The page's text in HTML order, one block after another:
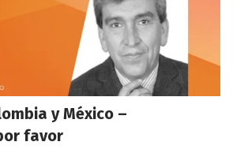
y México –
favor